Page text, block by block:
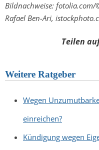
Bildnachweise:
Rafael Ben-Ari,
Teilen
Weitere Ratgeber
Wegen
einreichen?
Kündigung wegen